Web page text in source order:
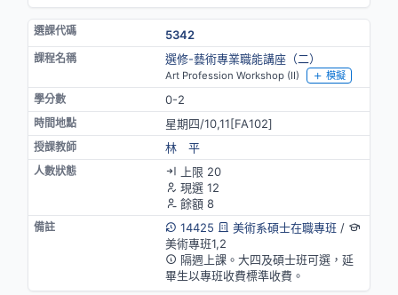
5342
選修-藝術專業職能講座（二）
Art Profession Workshop (II) 模擬
0-2
星期四/10,11[FA102]
林 平
上限 20
現選 12
餘額 8
14425
美術系碩士在職專班/
美術專班1,2
隔週上課。大四及碩士班可選，延
畢生以專班收費標準收費。